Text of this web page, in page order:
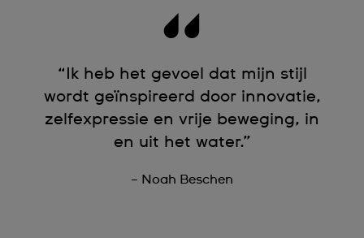
“Ik heb het gevoel dat mijn stijl
wordt geïnspireerd door innovatie,
zelfexpressie en vrije beweging, in
en uit het water.”
– Noah Beschen